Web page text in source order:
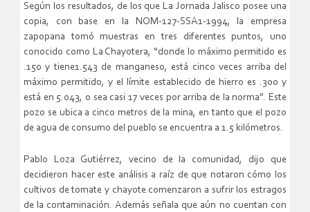
Según los resultados, de los que La Jornada Jalisco posee una
copia, con base en la NOM-127-SSA1-1994, la empresa
zapopana tomó muestras en tres diferentes puntos, uno
conocido como La Chayotera, “donde lo máximo permitido es
.150 y tiene1.543 de manganeso, está cinco veces arriba del
máximo permitido, y el límite establecido de hierro es .300 y
está en 5.043, o sea casi 17 veces por arriba de la norma”. Este
pozo se ubica a cinco metros de la mina, en tanto que el pozo
de agua de consumo del pueblo se encuentra a 1.5 kilómetros.
Pablo Loza Gutiérrez, vecino de la comunidad, dijo que
decidieron hacer este análisis a raíz de que notaron cómo los
cultivos de tomate y chayote comenzaron a sufrir los estragos
de la contaminación. Además señala que aún no cuentan con